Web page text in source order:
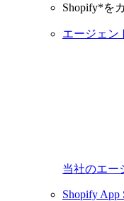
Shopify*を
エージェン
当社のエー
Shopify App